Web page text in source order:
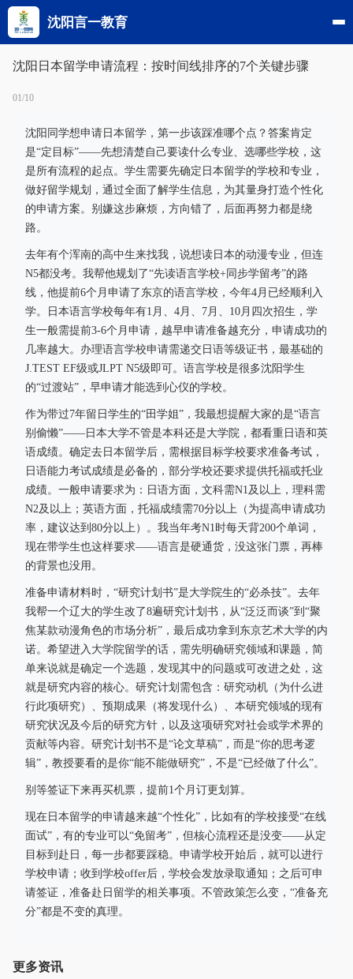
沈阳言一教育
沈阳日本留学申请流程：按时间线排序的7个关键步骤
01/10
沈阳同学想申请日本留学，第一步该踩准哪个点？答案肯定
是“定目标”——先想清楚自己要读什么专业、选哪些学校，这
是所有流程的起点。学生需要先确定日本留学的学校和专业，
做好留学规划，通过全面了解学生信息，为其量身打造个性化
的申请方案。别嫌这步麻烦，方向错了，后面再努力都是绕
路。
去年有个浑南的高中生来找我，说想读日本的动漫专业，但连
N5都没考。我帮他规划了“先读语言学校+同步学留考”的路
线，他提前6个月申请了东京的语言学校，今年4月已经顺利入
学。日本语言学校每年有1月、4月、7月、10月四次招生，学
生一般需提前3-6个月申请，越早申请准备越充分，申请成功的
几率越大。办理语言学校申请需递交日语等级证书，最基础的
J.TEST EF级或JLPT N5级即可。语言学校是很多沈阳学生
的“过渡站”，早申请才能选到心仪的学校。
作为带过7年留日学生的“田学姐”，我最想提醒大家的是“语言
别偷懒”——日本大学不管是本科还是大学院，都看重日语和英
语成绩。确定去日本留学后，需根据目标学校要求准备考试，
日语能力考试成绩是必备的，部分学校还要求提供托福或托业
成绩。一般申请要求为：日语方面，文科需N1及以上，理科需
N2及以上；英语方面，托福成绩需70分以上（为提高申请成功
率，建议达到80分以上）。我当年考N1时每天背200个单词，
现在带学生也这样要求——语言是硬通货，没这张门票，再棒
的背景也没用。
准备申请材料时，“研究计划书”是大学院生的“必杀技”。去年
我帮一个辽大的学生改了8遍研究计划书，从“泛泛而谈”到“聚
焦某款动漫角色的市场分析”，最后成功拿到东京艺术大学的内
诺。希望进入大学院留学的话，需先明确研究领域和课题，简
单来说就是确定一个选题，发现其中的问题或可改进之处，这
就是研究内容的核心。研究计划需包含：研究动机（为什么进
行此项研究）、预期成果（将发现什么）、本研究领域的现有
研究状况及今后的研究方针，以及这项研究对社会或学术界的
贡献等内容。研究计划书不是“论文草稿”，而是“你的思考逻
辑”，教授要看的是你“能不能做研究”，不是“已经做了什么”。
别等签证下来再买机票，提前1个月订更划算。
现在日本留学的申请越来越“个性化”，比如有的学校接受“在线
面试”，有的专业可以“免留考”，但核心流程还是没变——从定
目标到赴日，每一步都要踩稳。申请学校开始后，就可以进行
学校申请；收到学校offer后，学校会发放录取通知；之后可申
请签证，准备赴日留学的相关事项。不管政策怎么变，“准备充
分”都是不变的真理。
更多资讯